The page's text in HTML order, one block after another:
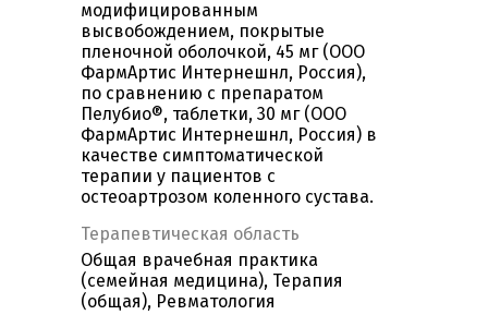
модифицированным
высвобождением, покрытые
пленочной оболочкой, 45 мг (ООО
ФармАртис Интернешнл, Россия),
по сравнению с препаратом
Пелубио®, таблетки, 30 мг (ООО
ФармАртис Интернешнл, Россия) в
качестве симптоматической
терапии у пациентов с
остеоартрозом коленного сустава.
Терапевтическая область
Общая врачебная практика
(семейная медицина), Терапия
(общая), Ревматология